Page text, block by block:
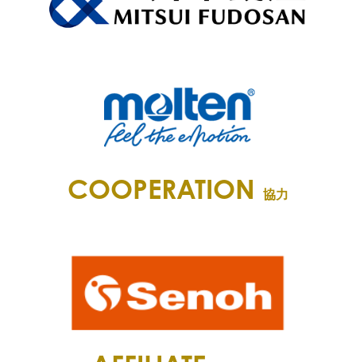
COOPERATION 協力